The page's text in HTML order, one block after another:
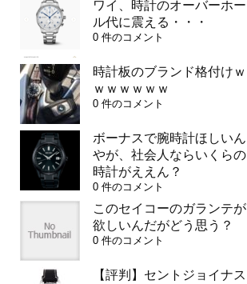
ワイ、時計のオーバーホー
ル代に震える・・・
0 件のコメント
時計板のブランド格付けｗ
ｗｗｗｗｗｗ
0 件のコメント
ボーナスで腕時計ほしいん
やが、社会人ならいくらの
時計がええん？
0 件のコメント
このセイコーのガランテが
欲しいんだがどう思う？
0 件のコメント
【評判】セントジョイナス